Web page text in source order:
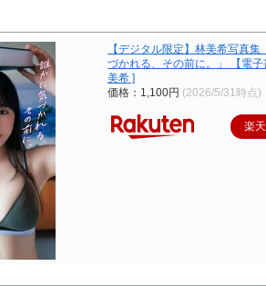
【デジタル限定】林美希写真集
づかれる、その前に。」 【電子
美希 ]
価格：1,100円 (2026/5/31時点)
楽